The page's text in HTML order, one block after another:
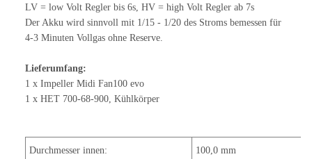
LV = low Volt Regler bis 6s, HV = high Volt Regler ab 7s
Der Akku wird sinnvoll mit 1/15 - 1/20 des Stroms bemessen für
4-3 Minuten Vollgas ohne Reserve.
Lieferumfang:
1 x Impeller Midi Fan100 evo
1 x HET 700-68-900, Kühlkörper
Durchmesser innen: 100,0 mm